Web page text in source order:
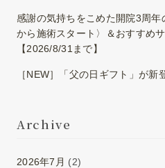
感謝の気持ちをこめた開院3周
から施術スタート〉＆おすすめ
【2026/8/31まで】
［NEW］「父の日ギフト」が新
Archive
2026年7月 (2)